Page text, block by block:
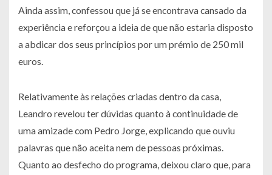
Ainda assim, confessou que já se encontrava cansado da
experiência e reforçou a ideia de que não estaria disposto
a abdicar dos seus princípios por um prémio de 250 mil
euros.
Relativamente às relações criadas dentro da casa,
Leandro revelou ter dúvidas quanto à continuidade de
uma amizade com Pedro Jorge, explicando que ouviu
palavras que não aceita nem de pessoas próximas.
Quanto ao desfecho do programa, deixou claro que, para